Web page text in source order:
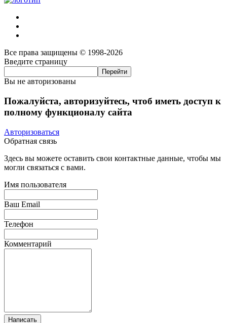
Все права защищены © 1998-2026
Введите страницу
Вы не авторизованы
Пожалуйста, авторизуйтесь, чтоб иметь доступ к
полному функционалу сайта
Авторизоваться
Обратная связь
Здесь вы можете оставить свои контактные данные, чтобы мы
могли связаться с вами.
Имя пользователя
Ваш Email
Телефон
Комментарий
Написать